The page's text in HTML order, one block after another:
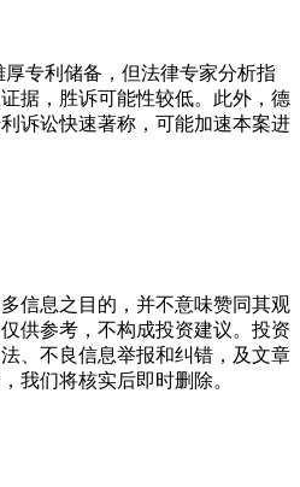
专利储备，但法律专家分析指
据，胜诉可能性较低。此外，德
诉讼快速著称，可能加速本案进
信息之目的，并不意味赞同其观
供参考，不构成投资建议。投资
、不良信息举报和纠错，及文章
我们将核实后即时删除。